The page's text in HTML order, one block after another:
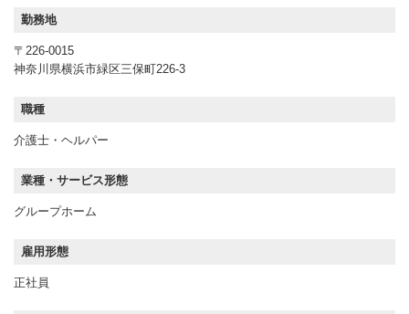
勤務地
〒226-0015
神奈川県横浜市緑区三保町226-3
職種
介護士・ヘルパー
業種・サービス形態
グループホーム
雇用形態
正社員